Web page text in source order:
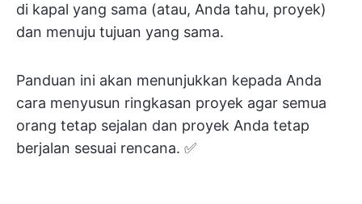
di kapal yang sama (atau, Anda tahu, proyek)
dan menuju tujuan yang sama.
Panduan ini akan menunjukkan kepada Anda
cara menyusun ringkasan proyek agar semua
orang tetap sejalan dan proyek Anda tetap
berjalan sesuai rencana. ✅